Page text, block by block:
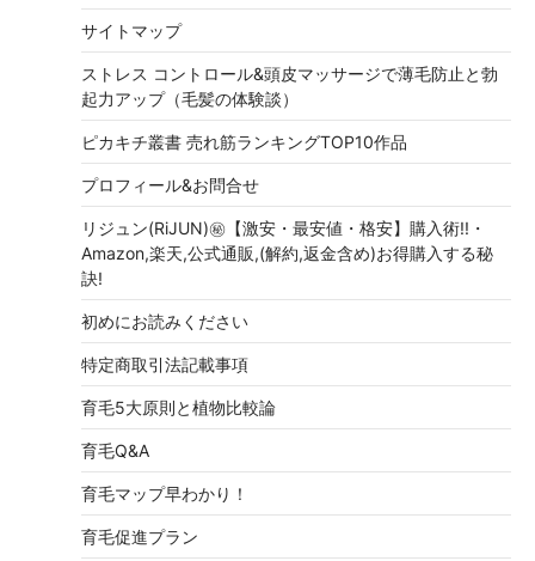
サイトマップ
ストレス コントロール&頭皮マッサージで薄毛防止と勃
起力アップ（毛髪の体験談）
ピカキチ叢書 売れ筋ランキングTOP10作品
プロフィール&お問合せ
リジュン(RiJUN)㊙【激安・最安値・格安】購入術!!・
Amazon,楽天,公式通販,(解約,返金含め)お得購入する秘
訣!
初めにお読みください
特定商取引法記載事項
育毛5大原則と植物比較論
育毛Q&A
育毛マップ早わかり！
育毛促進プラン